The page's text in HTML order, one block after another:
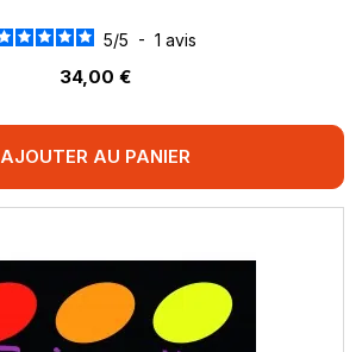
5/5 - 1 avis
34,00 €
AJOUTER AU PANIER